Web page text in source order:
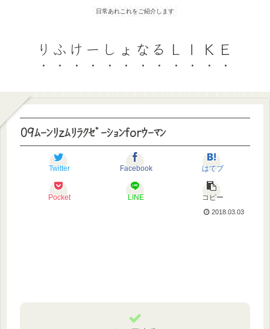
日常あれこれをご紹介します
りふけーしょなるＬＩＫＥ
09ﾑｰﾝﾘzﾑﾘﾗｸｾﾞｰｼｮﾝforｳｰﾏﾝ
Twitter Facebook はてブ
Pocket LINE コピー
2018.03.03